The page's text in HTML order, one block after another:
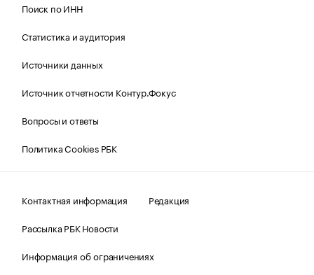
Поиск по ИНН
Статистика и аудитория
Источники данных
Источник отчетности Контур.Фокус
Вопросы и ответы
Политика Cookies РБК
Контактная информация
Редакция
Рассылка РБК Новости
Информация об ограничениях